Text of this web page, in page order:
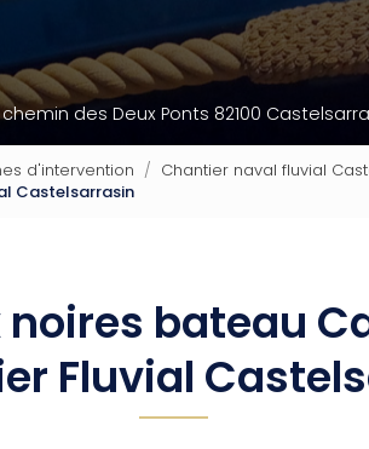
des Deux Ponts 82100
d'intervention
Chantier naval fluvial
Castelsarrasin
bateau
Fluvial